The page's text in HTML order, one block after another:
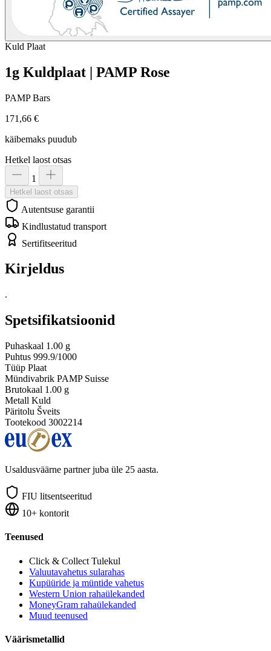
Kuld Plaat
1g Kuldplaat | PAMP Rose
PAMP Bars
171,66 €
käibemaks puudub
Hetkel laost otsas
1
Hetkel laost otsas
Autentsuse garantii
Kindlustatud transport
Sertifitseeritud
Kirjeldus
.
Spetsifikatsioonid
Puhaskaal 1.00 g
Puhtus 999.9/1000
Tüüp Plaat
Mündivabrik PAMP Suisse
Brutokaal 1.00 g
Metall Kuld
Päritolu Šveits
Tootekood 3002214
Usaldusväärne partner juba üle 25 aasta.
FIU litsentseeritud
10+ kontorit
Teenused
Click & Collect Tulekul
Valuutavahetus sularahas
Kupüüride ja müntide vahetus
Western Union rahaülekanded
MoneyGram rahaülekanded
Muud teenused
Väärismetallid